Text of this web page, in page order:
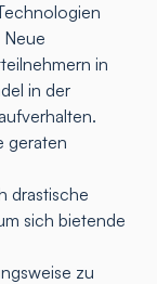
in
in der
geraten
drastische
sich bietende
zu